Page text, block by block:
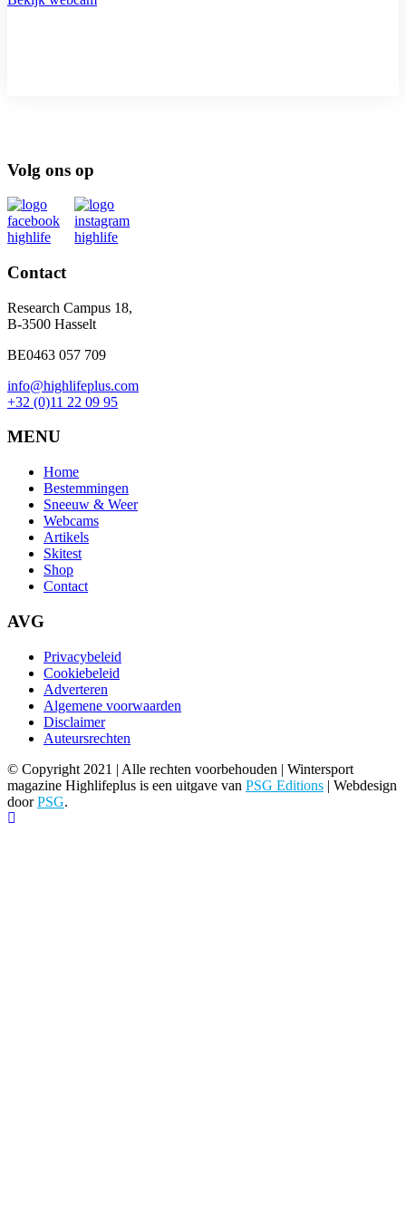
Volg ons op
Contact
Research Campus 18,
B-3500 Hasselt
BE0463 057 709
info@highlifeplus.com
+32 (0)11 22 09 95
MENU
Home
Bestemmingen
Sneeuw & Weer
Webcams
Artikels
Skitest
Shop
Contact
AVG
Privacybeleid
Cookiebeleid
Adverteren
Algemene voorwaarden
Disclaimer
Auteursrechten
© Copyright 2021 | Alle rechten voorbehouden | Wintersport
magazine Highlifeplus is een uitgave van PSG Editions | Webdesign
doorPSG.